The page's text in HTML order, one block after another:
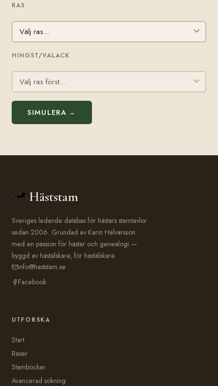
RAS
HINGST/VALACK
SIMULERA →
Häststam
Sveriges ledande databas för hästars stamtavlor
sedan 2006. Grundad av Karin Halvarsson
med en passion för hästar och genealogi —
byggd av hästälskare, för hästälskare.
info@haststam.se
Facebook
UTFORSKA
Start
Raser
Stamböcker
Avancerad sökning